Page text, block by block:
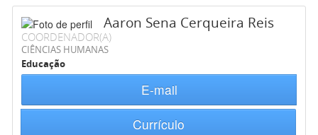
Aaron Sena Cerqueira Reis
COORDENADOR(A)
CIÊNCIAS HUMANAS
Educação
E-mail
Currículo